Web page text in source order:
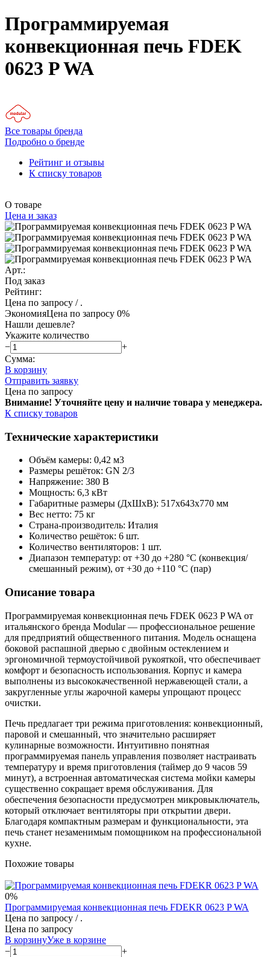
Программируемая
конвекционная печь FDEK
0623 P WA
Все товары бренда
Подробно о бренде
Рейтинг и отзывы
К списку товаров
О товаре
Цена и заказ
Арт.:
Под заказ
Рейтинг:
Цена по запросу / .
ЭкономияЦена по запросу 0%
Нашли дешевле?
Укажите количество
−
+
Сумма:
В корзину
Отправить заявку
Цена по запросу
Внимание! Уточняйте цену и наличие товара у менеджера.
К списку товаров
Технические характеристики
Объём камеры: 0,42 м3
Размеры решёток: GN 2/3
Напряжение: 380 В
Мощность: 6,3 кВт
Габаритные размеры (ДхШхВ): 517x643x770 мм
Вес нетто: 75 кг
Страна-производитель: Италия
Количество решёток: 6 шт.
Количество вентиляторов: 1 шт.
Диапазон температур: от +30 до +280 °С (конвекция/
смешанный режим), от +30 до +110 °С (пар)
Описание товара
Программируемая конвекционная печь FDEK 0623 P WA от
итальянского бренда Modular — профессиональное решение
для предприятий общественного питания. Модель оснащена
боковой распашной дверью с двойным остеклением и
эргономичной термоустойчивой рукояткой, что обеспечивает
комфорт и безопасность использования. Корпус и камера
выполнены из высококачественной нержавеющей стали, а
закругленные углы жарочной камеры упрощают процесс
очистки.
Печь предлагает три режима приготовления: конвекционный,
паровой и смешанный, что значительно расширяет
кулинарные возможности. Интуитивно понятная
программируемая панель управления позволяет настраивать
температуру и время приготовления (таймер до 9 часов 59
минут), а встроенная автоматическая система мойки камеры
существенно сокращает время обслуживания. Для
обеспечения безопасности предусмотрен микровыключатель,
который отключает вентиляторы при открытии двери.
Благодаря компактным размерам и функциональности, эта
печь станет незаменимым помощником на профессиональной
кухне.
Похожие товары
0%
Программируемая конвекционная печь FDEKR 0623 P WA
Цена по запросу / .
Цена по запросу
В корзинуУже в корзине
−
+